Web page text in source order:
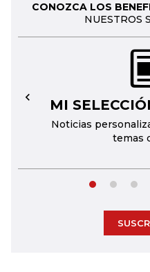
CONOZCA LOS
NUESTROS
MI
Noticias
temas
←